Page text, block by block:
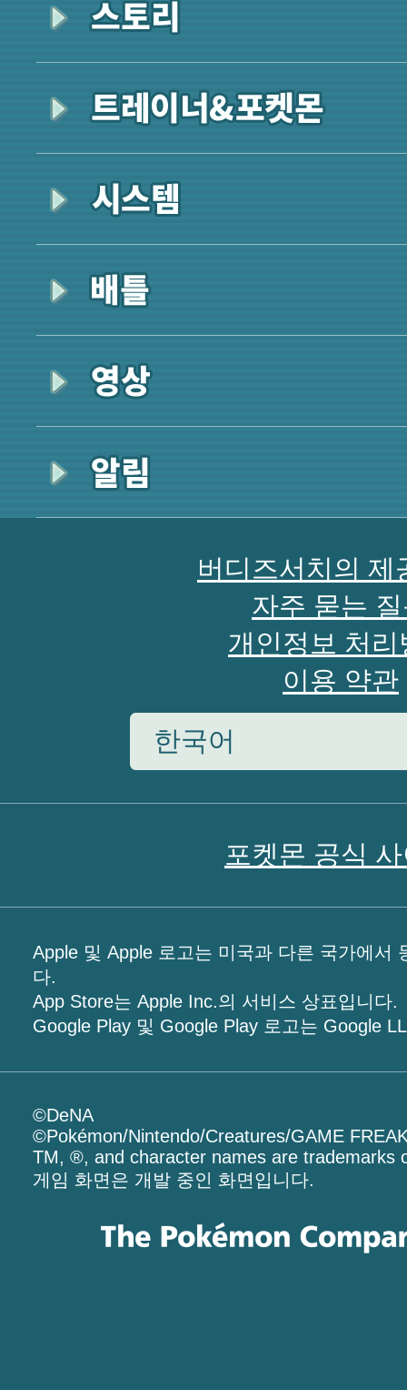
버디즈서치의 제
자주 묻는
개인정보 처리
이용 약관
포켓몬 공식
Apple 및 Apple 로고는 미국과 다른 국가에서
다.
App Store는 Apple Inc.의 서비스 상표입니다.
Google Play 및 Google Play 로고는 Google
©DeNA
©Pokémon/Nintendo/Creatures/GAME
TM, ®, and character names are trademarks
게임 화면은 개발 중인 화면입니다.